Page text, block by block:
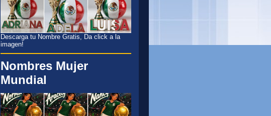
Descarga tu Nombre Gratis, Da click a la
imagen!
Nombres Mujer
Mundial